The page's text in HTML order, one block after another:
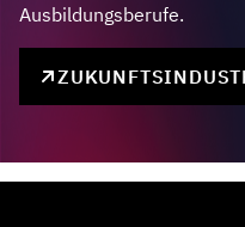
Ausbildungsberufe.